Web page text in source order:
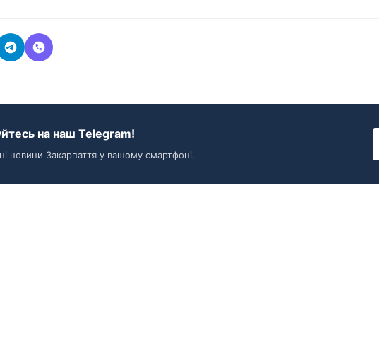
на наш Telegram!
новини Закарпаття у вашому смартфоні.